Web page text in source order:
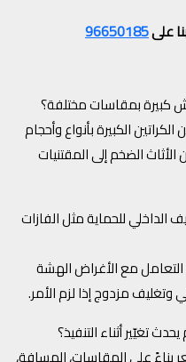
على96650185
الكبيرة بأنواع وأحجام
الضخم إلى المقتنيات
الداخلي للحماية مثل الفازات
التعامل مع الأغراض الهشة
مزدوج إذا لزم الأمر.